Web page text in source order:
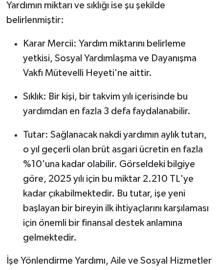
Yardımın miktarı ve sıklığı ise şu şekilde
belirlenmiştir:
Karar Mercii: Yardım miktarını belirleme
yetkisi, Sosyal Yardımlaşma ve Dayanışma
Vakfı Mütevelli Heyeti'ne aittir.
Sıklık: Bir kişi, bir takvim yılı içerisinde bu
yardımdan en fazla 3 defa faydalanabilir.
Tutar: Sağlanacak nakdi yardımın aylık tutarı,
o yıl geçerli olan brüt asgari ücretin en fazla
%10'una kadar olabilir. Görseldeki bilgiye
göre, 2025 yılı için bu miktar 2.210 TL'ye
kadar çıkabilmektedir. Bu tutar, işe yeni
başlayan bir bireyin ilk ihtiyaçlarını karşılaması
için önemli bir finansal destek anlamına
gelmektedir.
İşe Yönlendirme Yardımı, Aile ve Sosyal Hizmetler